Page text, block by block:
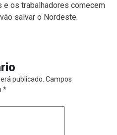
e os trabalhadores comecem
salvar o Nordeste.
publicado. Campos
*